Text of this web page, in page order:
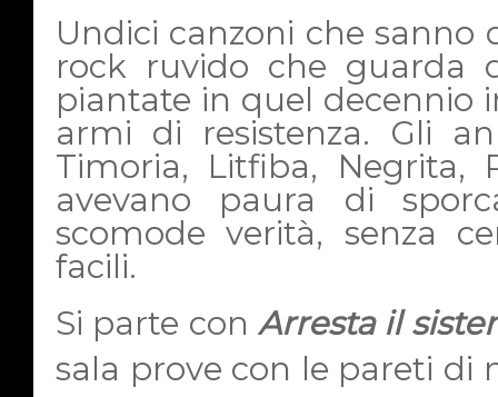
Undici canzoni che sanno
rock ruvido che guarda
piantate in quel decennio
armi di resistenza. Gli
Timoria, Litfiba,
avevano paura di
scomode verità, senza
facili.
Si parte conArresta il
sala prove con le pareti di